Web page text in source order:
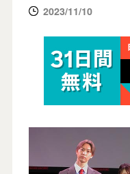
2023/11/10